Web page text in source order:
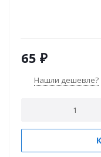
65 ₽
Нашли дешевле?